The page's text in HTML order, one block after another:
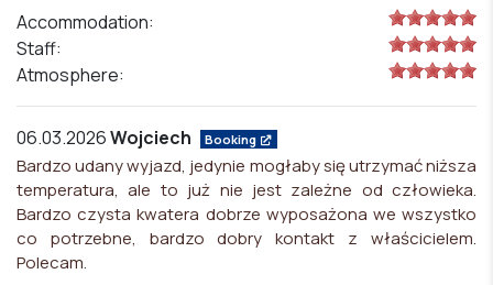
Accommodation:
Staff:
Atmosphere:
06.03.2026Wojciech Booking
Bardzo udany wyjazd, jedynie mogłaby się utrzymać niższa
temperatura, ale to już nie jest zależne od człowieka.
Bardzo czysta kwatera dobrze wyposażona we wszystko
co potrzebne, bardzo dobry kontakt z właścicielem.
Polecam.